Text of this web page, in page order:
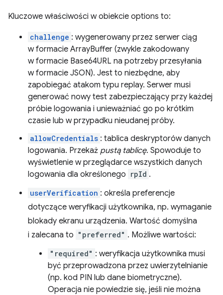
Kluczowe właściwości w obiekcie options to:
challenge : wygenerowany przez serwer ciąg
w formacie ArrayBuffer (zwykle zakodowany
w formacie Base64URL na potrzeby przesyłania
w formacie JSON). Jest to niezbędne, aby
zapobiegać atakom typu replay. Serwer musi
generować nowy test zabezpieczający przy każdej
próbie logowania i unieważniać go po krótkim
czasie lub w przypadku nieudanej próby.
allowCredentials : tablica deskryptorów danych
logowania. Przekaż pustą tablicę. Spowoduje to
wyświetlenie w przeglądarce wszystkich danych
logowania dla określonego rpId .
userVerification : określa preferencje
dotyczące weryfikacji użytkownika, np. wymaganie
blokady ekranu urządzenia. Wartość domyślna
i zalecana to "preferred" . Możliwe wartości:
"required" : weryfikacja użytkownika musi
być przeprowadzona przez uwierzytelnianie
(np. kod PIN lub dane biometryczne).
Operacja nie powiedzie się, jeśli nie można